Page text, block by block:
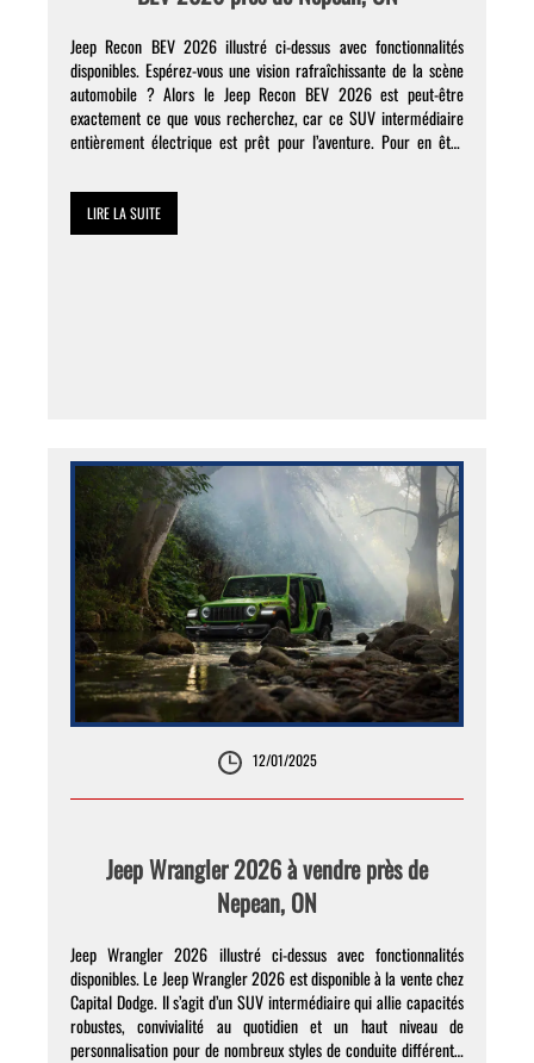
Jeep Recon BEV 2026 illustré ci-dessus avec fonctionnalités
disponibles. Espérez-vous une vision rafraîchissante de la scène
automobile ? Alors le Jeep Recon BEV 2026 est peut-être
exactement ce que vous recherchez, car ce SUV intermédiaire
entièrement électrique est prêt pour l’aventure. Pour en être
Nepean pour […]
LIRE LA SUITE
12/01/2025
Jeep Wrangler 2026 à vendre près de
Nepean, ON
Jeep Wrangler 2026 illustré ci-dessus avec fonctionnalités
disponibles. Le Jeep Wrangler 2026 est disponible à la vente chez
Capital Dodge. Il s’agit d’un SUV intermédiaire qui allie capacités
robustes, convivialité au quotidien et un haut niveau de
personnalisation pour de nombreux styles de conduite différents.